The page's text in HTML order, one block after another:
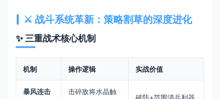
⚔️ ​ ​战斗系统革新：策略割草的深度进化​
✨ ​ ​三重战术核心机制​
​机制​ ​操作逻辑​ ​实战价值​
​暴风连击
击碎敌将水晶触
破防+范围清兵利器